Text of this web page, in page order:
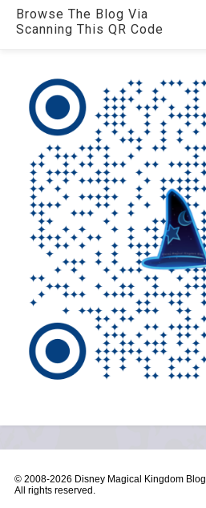
Browse The Blog Via
Scanning This QR Code
© 2008-2026 Disney Magical Kingdom Blog
All rights reserved.